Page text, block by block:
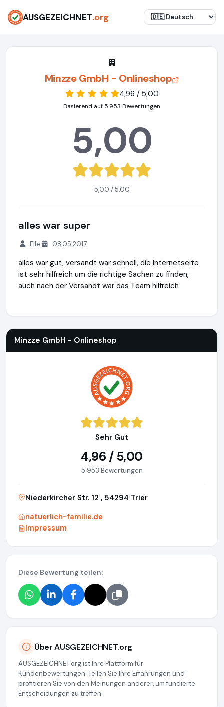
AUSGEZEICHNET.org
Minzze GmbH - Onlineshop
4,96 / 5,00
Basierend auf 5.953 Bewertungen
5,00
5,00 / 5,00
alles war super
Elle 08.05.2017
alles war gut, versandt war schnell, die Internetseite
ist sehr hilfreich um die richtige Sachen zu finden,
auch nach der Versandt war das Team hilfreich
Minzze GmbH - Onlineshop
Sehr Gut
4,96 / 5,00
5.953 Bewertungen
Niederkircher Str. 12 , 54294 Trier
natuerlich-familie.de
Impressum
Diese Bewertung teilen:
Über AUSGEZEICHNET.org
AUSGEZEICHNET.org ist Ihre Plattform für
Kundenbewertungen. Teilen Sie Ihre Erfahrungen und
profitieren Sie von den Meinungen anderer, um fundierte
Entscheidungen zu treffen.